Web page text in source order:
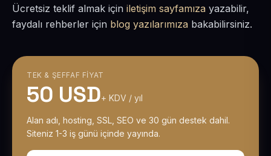
Ücretsiz teklif almak için iletişim sayfamıza yazabilir,
faydalı rehberler için blog yazılarımıza bakabilirsiniz.
TEK & ŞEFFAF FIYAT
50 USD+ KDV / yıl
Alan adı, hosting, SSL, SEO ve 30 gün destek dahil.
Siteniz 1-3 iş günü içinde yayında.